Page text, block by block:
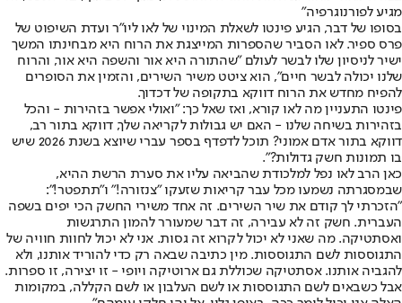
מגיע לפורנוגרפיה"
בסופו של דבר, הגיע פינטו לשאלת המינוי של לאו ליו"ר ועדת השיפוט של
פרס ספיר. לאו הסביר שהספרות המייצגת את הרוח היא מבחינתו המשך
ישיר לניסיון שלו לבשר לעולם "שהתורה היא אור והשפה היא אור, והרוח
שלנו יכולה לבשר חיים", הוא ציטט משיר השירים, והזמין את הסופרים
להפיח מחדש את הרוח דווקא בתקופה של דכדוך.
פינטו התעניין מה לאו קורא, ואז שאל כך: "ואולי אפשר בזהירות - והכל
בזהירות בשיחה שלנו - האם יש גבולות לקריאה שלך, דווקא בתור רב,
דווקא בתור אדם אמוני? תוכל לדפדף בספר עברי שיוצא בשנת 2026 שיש
בו תמונות חשק גדולות?".
כאן הרב לאו נפל למלכודת שהביאה עליו את סערת הרשת ההיא,
שבמסגרתה נשמעו מכל עבר קריאות שזעקו "צנזורה!" ו"תתפטר!":
"הזכרתי לך קודם את שיר השירים. זה אחד משירי החשק הכי יפים בשפה
העברית. חשק זה לא עבירה, זה דבר שמעורר להמון התרגשות
ואסתטיקה. מה שאני לא יכול לקרוא זה גסות. אני לא יכול לחוות חוויה של
התגוססות לשם התגוססות. מין כתיבה שבאה רק כדי להוריד אותנו, ולא
להגביה אותנו. אסתטיקה שכוללת גם ארוטיקה ויופי - זו יצירה, זו ספרות.
אבל כשבאים לשם התגוססות או לשם העלבון או לשם הקללה, במקומות